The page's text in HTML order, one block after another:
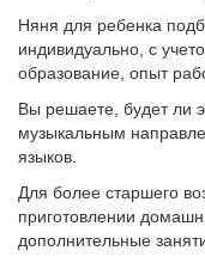
Няня для ребенка
индивидуально, с
образование, опыт
Вы решаете, будет ли
музыкальным
языков.
Для более старшего
приготовлении
дополнительные